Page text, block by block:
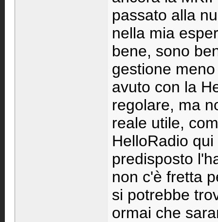
passato alla
nella mia
bene, sono
gestione
avuto con la
regolare, ma
reale utile,
HelloRadio
predisposto
non c'è fretta
si potrebbe
ormai che